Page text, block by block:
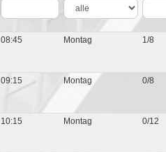
08:45 Montag 1/8
09:15 Montag 0/8
10:15 Montag 0/12